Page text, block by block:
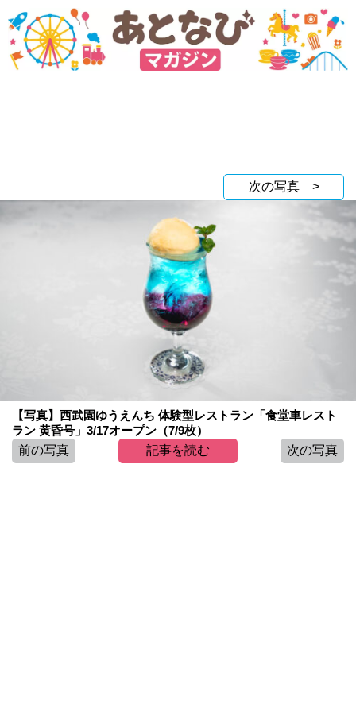
次の写真 >
【写真】西武園ゆうえんち 体験型レストラン「食堂車レスト
ラン 黄昏号」3/17オープン（7/9枚）
前の写真
記事を読む 次の写真